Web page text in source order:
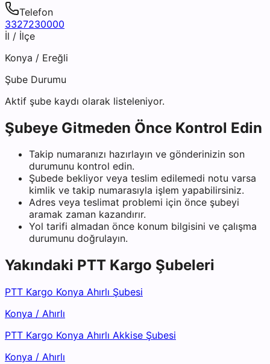
Telefon
3327230000
İl / İlçe
Konya / Ereğli
Şube Durumu
Aktif şube kaydı olarak listeleniyor.
Şubeye Gitmeden Önce Kontrol Edin
Takip numaranızı hazırlayın ve gönderinizin son
durumunu kontrol edin.
Şubede bekliyor veya teslim edilemedi notu varsa
kimlik ve takip numarasıyla işlem yapabilirsiniz.
Adres veya teslimat problemi için önce şubeyi
aramak zaman kazandırır.
Yol tarifi almadan önce konum bilgisini ve çalışma
durumunu doğrulayın.
Yakındaki PTT Kargo Şubeleri
PTT Kargo Konya Ahırlı Şubesi
Konya / Ahırlı
PTT Kargo Konya Ahırlı Akkise Şubesi
Konya / Ahırlı